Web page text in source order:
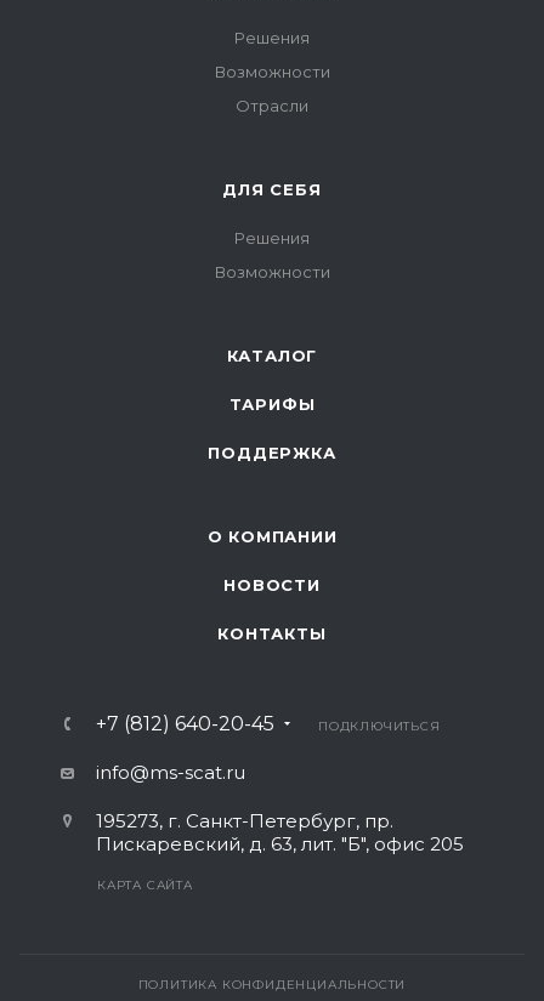
Решения
Возможности
Отрасли
ДЛЯ СЕБЯ
Решения
Возможности
КАТАЛОГ
ТАРИФЫ
ПОДДЕРЖКА
О КОМПАНИИ
НОВОСТИ
КОНТАКТЫ
+7 (812) 640-20-45 ПОДКЛЮЧИТЬСЯ
info@ms-scat.ru
195273, г. Санкт-Петербург, пр.
Пискаревский, д. 63, лит. "Б", офис 205
КАРТА САЙТА
ПОЛИТИКА КОНФИДЕНЦИАЛЬНОСТИ